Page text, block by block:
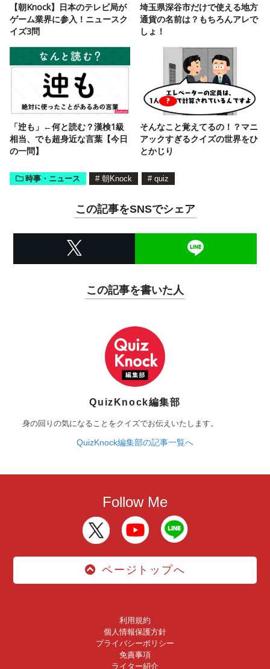
【朝Knock】日本のテレビ局が
ゲーム業界に参入！ニュースク
イズ3問
埼玉県深谷市だけで使える地方
通貨の名前は？もちろんアレで
しょ！
「迚も」←何と読む？漢検1級
相当、でも超身近な言葉【今日
の一問】
そんなこと覚えてるの！？マニ
アックすぎるクイズの世界をひ
とかじり
時事・ニュース # 朝Knock # quiz
この記事をSNSでシェア
この記事を書いた人
QuizKnock編集部
身の回りの気になることをクイズでお伝えいたします。
QuizKnock編集部の記事一覧へ
Follow Me
ページトップへ
利用規約
個人情報保護方針
プライバシーポリシー
免責事項
ライター紹介